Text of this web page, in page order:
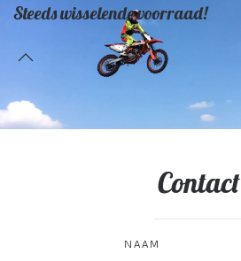
Steeds wisselende voorraad!
Contact
NAAM